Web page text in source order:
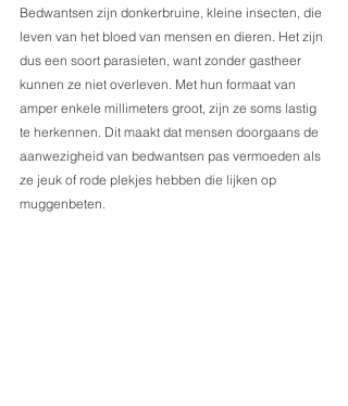
Bedwantsen zijn donkerbruine, kleine insecten, die
leven van het bloed van mensen en dieren. Het zijn
dus een soort parasieten, want zonder gastheer
kunnen ze niet overleven. Met hun formaat van
amper enkele millimeters groot, zijn ze soms lastig
te herkennen. Dit maakt dat mensen doorgaans de
aanwezigheid van bedwantsen pas vermoeden als
ze jeuk of rode plekjes hebben die lijken op
muggenbeten.